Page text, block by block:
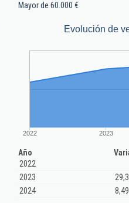
Mayor de 60.000 €
Evolución de
2022 2023
Año
2022
2023
2024